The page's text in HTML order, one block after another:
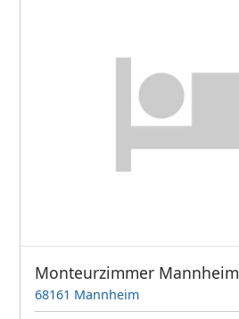
Monteurzimmer Mannheim
68161 Mannheim